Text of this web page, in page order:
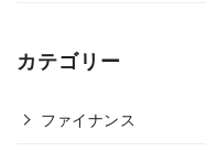
カテゴリー
ファイナンス